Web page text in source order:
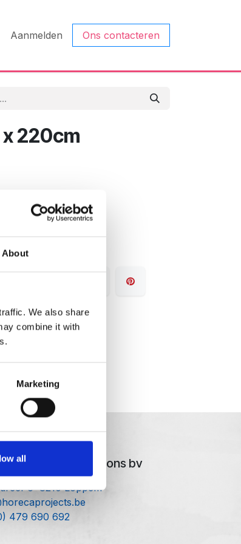
About
We also share
combine it with
Marketing
all
Aanmelden Ons contacteren
220cm
toevoegen
Crombez Distributions bv
6 8210 Loppem
479 690 692